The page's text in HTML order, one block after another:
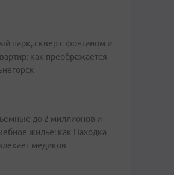
парк, сквер с фонтаном и
как преображается
до 2 миллионов и
жилье: как Находка
медиков